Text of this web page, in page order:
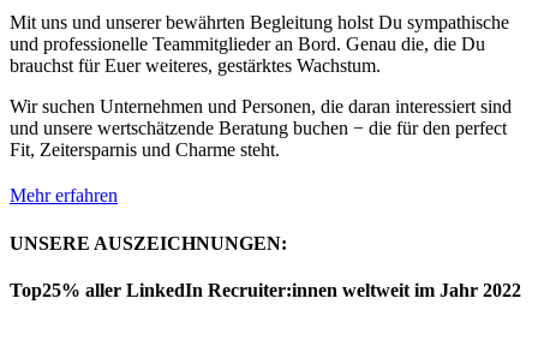
Mit uns und unserer bewährten Begleitung holst Du sympathische
und professionelle Teammitglieder an Bord. Genau die, die Du
brauchst für Euer weiteres, gestärktes Wachstum.
Wir suchen Unternehmen und Personen, die daran interessiert sind
und unsere wertschätzende Beratung buchen − die für den perfect
Fit, Zeitersparnis und Charme steht.
Mehr erfahren
UNSERE AUSZEICHNUNGEN:
Top25% aller LinkedIn Recruiter:innen weltweit im Jahr 2022